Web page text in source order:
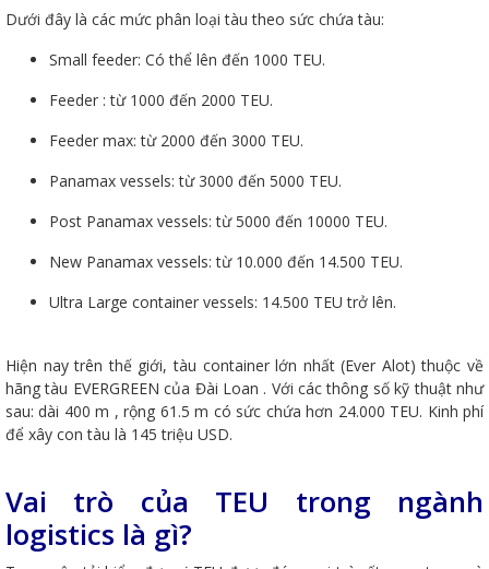
Dưới đây là các mức phân loại tàu theo sức chứa tàu:
Small feeder: Có thể lên đến 1000 TEU.
Feeder : từ 1000 đến 2000 TEU.
Feeder max: từ 2000 đến 3000 TEU.
Panamax vessels: từ 3000 đến 5000 TEU.
Post Panamax vessels: từ 5000 đến 10000 TEU.
New Panamax vessels: từ 10.000 đến 14.500 TEU.
Ultra Large container vessels: 14.500 TEU trở lên.
Hiện nay trên thế giới, tàu container lớn nhất (Ever Alot) thuộc về
hãng tàu EVERGREEN của Đài Loan . Với các thông số kỹ thuật như
sau: dài 400 m , rộng 61.5 m có sức chứa hơn 24.000 TEU. Kinh phí
để xây con tàu là 145 triệu USD.
Vai trò của TEU trong ngành
logistics là gì?